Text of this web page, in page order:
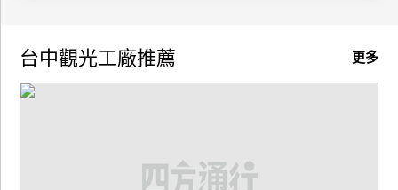
作
更多
台中觀光工廠推薦